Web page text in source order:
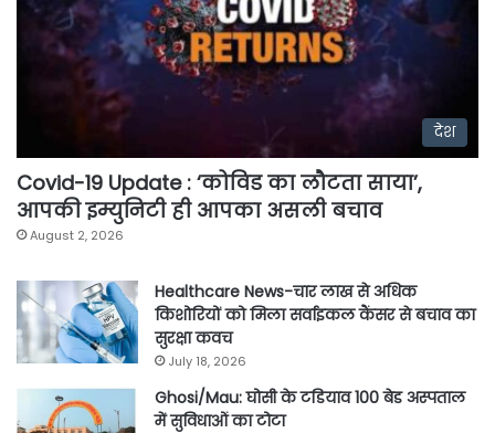
देश
Covid-19 Update : ‘कोविड का लौटता साया’,
आपकी इम्युनिटी ही आपका असली बचाव
August 2, 2026
Healthcare News-चार लाख से अधिक
किशोरियों को मिला सर्वाइकल कैंसर से बचाव का
सुरक्षा कवच
July 18, 2026
Ghosi/Mau: घोसी के टडियाव 100 बेड अस्पताल
में सुविधाओं का टोटा